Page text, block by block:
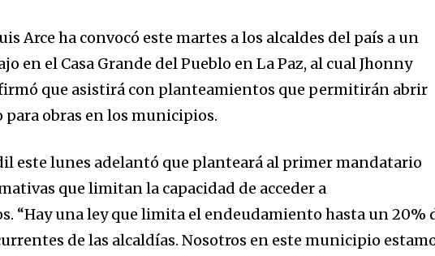
Arce ha convocó este martes a los alcaldes del país a un
en el Casa Grande del Pueblo en La Paz, al cual Jhonny
que asistirá con planteamientos que permitirán abrir
obras en los municipios.
este lunes adelantó que planteará al primer mandatario
que limitan la capacidad de acceder a
“Hay una ley que limita el endeudamiento hasta un 20%
de las alcaldías. Nosotros en este municipio